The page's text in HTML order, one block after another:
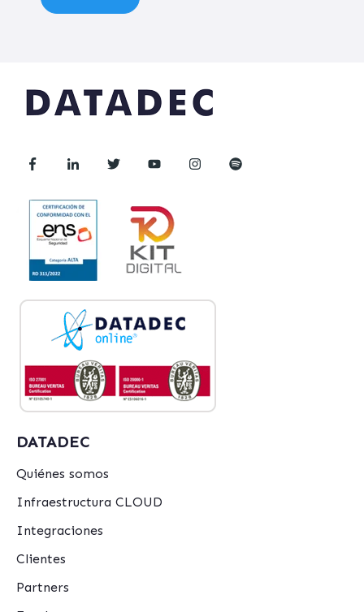
DATADEC
Quiénes somos
Infraestructura CLOUD
Integraciones
Clientes
Partners